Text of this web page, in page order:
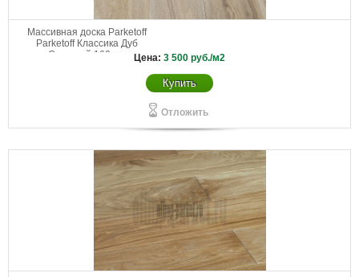
Массивная доска Parketoff
Parketoff Классика Дуб
Снежный 160 мм
Цена: 3 500 руб./м2
Купить
Отложить